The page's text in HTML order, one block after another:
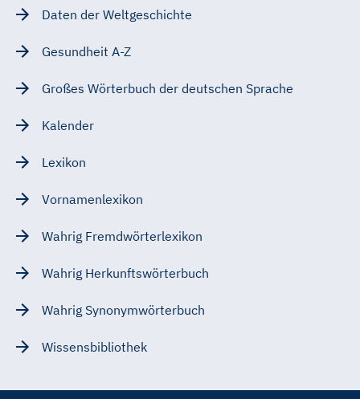
Daten der Weltgeschichte
Gesundheit A-Z
Großes Wörterbuch der deutschen Sprache
Kalender
Lexikon
Vornamenlexikon
Wahrig Fremdwörterlexikon
Wahrig Herkunftswörterbuch
Wahrig Synonymwörterbuch
Wissensbibliothek